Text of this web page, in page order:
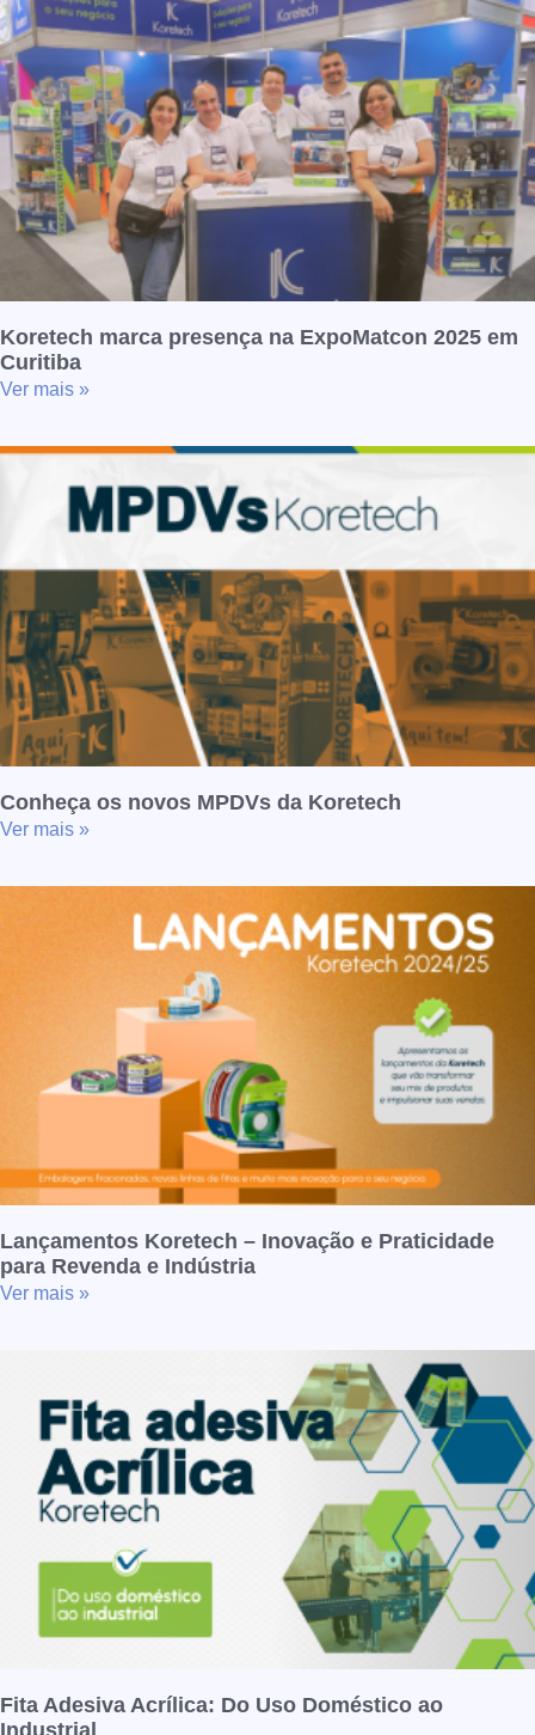
Koretech marca presença na ExpoMatcon 2025 em
Curitiba
Ver mais »
Conheça os novos MPDVs da Koretech
Ver mais »
Lançamentos Koretech – Inovação e Praticidade
para Revenda e Indústria
Ver mais »
Fita Adesiva Acrílica: Do Uso Doméstico ao